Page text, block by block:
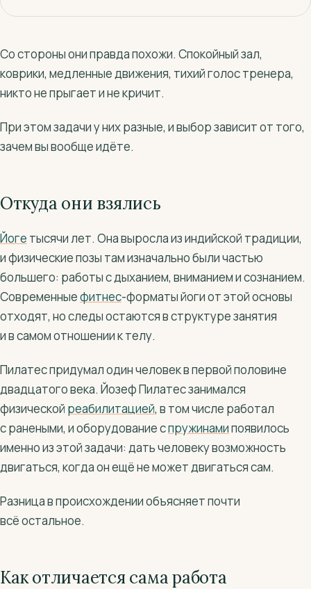
Со стороны они правда похожи. Спокойный зал,
коврики, медленные движения, тихий голос тренера,
никто не прыгает и не кричит.
При этом задачи у них разные, и выбор зависит от того,
зачем вы вообще идёте.
Откуда они взялись
Йоге тысячи лет. Она выросла из индийской традиции,
и физические позы там изначально были частью
большего: работы с дыханием, вниманием и сознанием.
Современныефитнес-форматы йоги от этой основы
отходят, но следы остаются в структуре занятия
и в самом отношении к телу.
Пилатес придумал один человек в первой половине
двадцатого века. Йозеф Пилатес занимался
физической реабилитацией, в том числе работал
с ранеными, и оборудование спружинамипоявилось
именно из этой задачи: дать человеку возможность
двигаться, когда он ещё не может двигаться сам.
Разница в происхождении объясняет почти
всё остальное.
Как отличается сама работа